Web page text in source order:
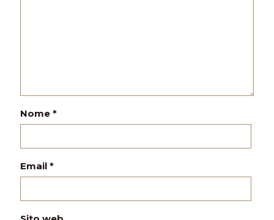
Nome *
Email *